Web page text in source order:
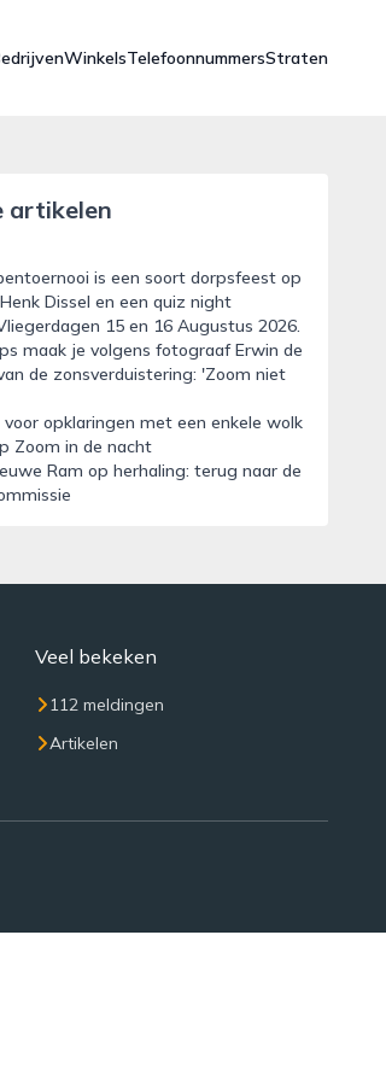
WinkelsTelefoonnummersStraten
artikelen
is een soort dorpsfeest op
Dissel en een quiz night
15 en 16 Augustus 2026.
maak je volgens fotograaf Erwin de
de zonsverduistering: 'Zoom niet
opklaringen met een enkele wolk
Zoom in de nacht
Ram op herhaling: terug naar de
Veel bekeken
112 meldingen
Artikelen